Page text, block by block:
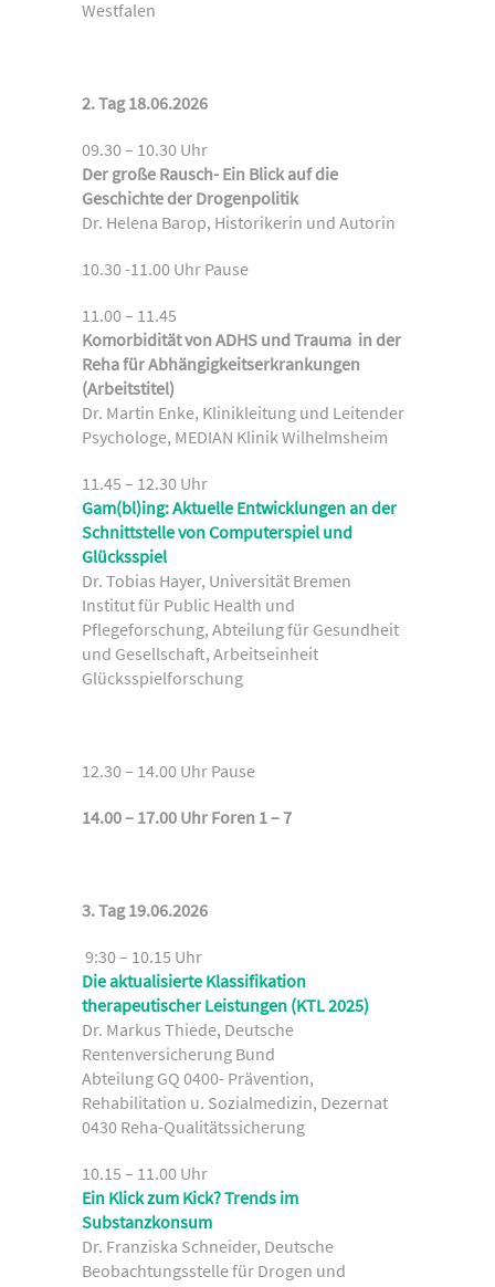
Westfalen
2. Tag 18.06.2026
09.30 – 10.30 Uhr
Der große Rausch- Ein Blick auf die
Geschichte der Drogenpolitik
Dr. Helena Barop, Historikerin und Autorin
10.30 -11.00 Uhr Pause
11.00 – 11.45
Komorbidität von ADHS und Trauma in der
Reha für Abhängigkeitserkrankungen
(Arbeitstitel)
Dr. Martin Enke, Klinikleitung und Leitender
Psychologe, MEDIAN Klinik Wilhelmsheim
11.45 – 12.30 Uhr
Gam(bl)ing: Aktuelle Entwicklungen an der
Schnittstelle von Computerspiel und
Glücksspiel
Dr. Tobias Hayer, Universität Bremen
Institut für Public Health und
Pflegeforschung, Abteilung für Gesundheit
und Gesellschaft, Arbeitseinheit
Glücksspielforschung
12.30 – 14.00 Uhr Pause
14.00 – 17.00 Uhr Foren 1 – 7
3. Tag 19.06.2026
9:30 – 10.15 Uhr
Die aktualisierte Klassifikation
therapeutischer Leistungen (KTL 2025)
Dr. Markus Thiede, Deutsche
Rentenversicherung Bund
Abteilung GQ 0400- Prävention,
Rehabilitation u. Sozialmedizin, Dezernat
0430 Reha-Qualitätssicherung
10.15 – 11.00 Uhr
Ein Klick zum Kick? Trends im
Substanzkonsum
Dr. Franziska Schneider, Deutsche
Beobachtungsstelle für Drogen und